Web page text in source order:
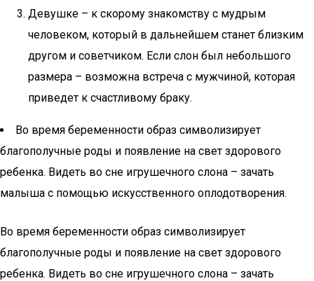
Девушке – к скорому знакомству с мудрым
человеком, который в дальнейшем станет близким
другом и советчиком. Если слон был небольшого
размера – возможна встреча с мужчиной, которая
приведет к счастливому браку.
Во время беременности образ символизирует
благополучные роды и появление на свет здорового
ребенка. Видеть во сне игрушечного слона – зачать
малыша с помощью искусственного оплодотворения.
Во время беременности образ символизирует
благополучные роды и появление на свет здорового
ребенка. Видеть во сне игрушечного слона – зачать